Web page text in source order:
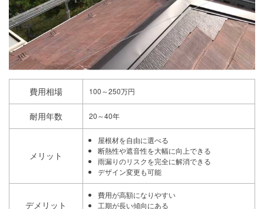
費用相場 100～250万円
耐用年数 20～40年
メリット
屋根材を自由に選べる
断熱性や遮音性を大幅に向上できる
雨漏りのリスクを完全に解消できる
デザイン変更も可能
デメリット
費用が高額になりやすい
工期が長い傾向にある